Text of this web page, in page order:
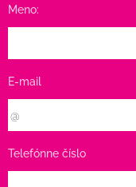
Meno:
E-mail
Telefónne číslo